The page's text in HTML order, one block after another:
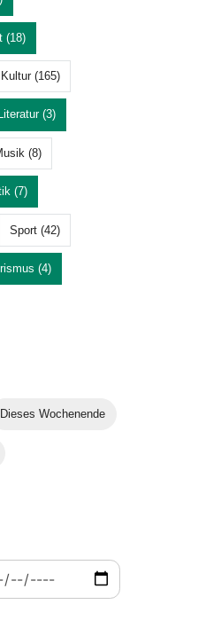
(18)
Kultur (165)
Literatur (3)
(8)
(7)
Sport (42)
(4)
Dieses Wochenende